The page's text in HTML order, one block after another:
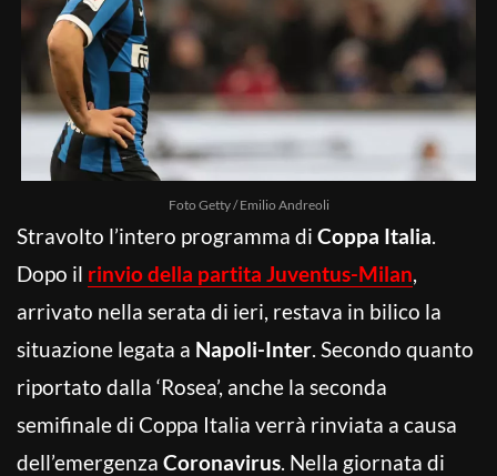
Foto Getty / Emilio Andreoli
Stravolto l’intero programma di Coppa Italia.
Dopo il rinvio della partita Juventus-Milan,
arrivato nella serata di ieri, restava in bilico la
situazione legata a Napoli-Inter. Secondo quanto
riportato dalla ‘Rosea’, anche la seconda
semifinale di Coppa Italia verrà rinviata a causa
dell’emergenza Coronavirus. Nella giornata di